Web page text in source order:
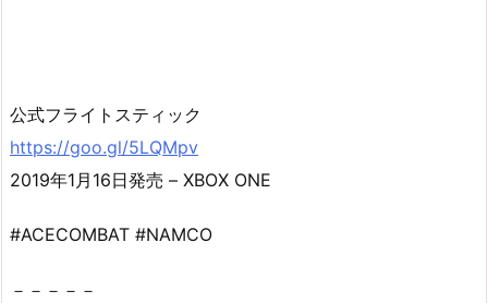
公式フライトスティック
https://goo.gl/5LQMpv
2019年1月16日発売 – XBOX ONE
#ACECOMBAT #NAMCO
－－－－－